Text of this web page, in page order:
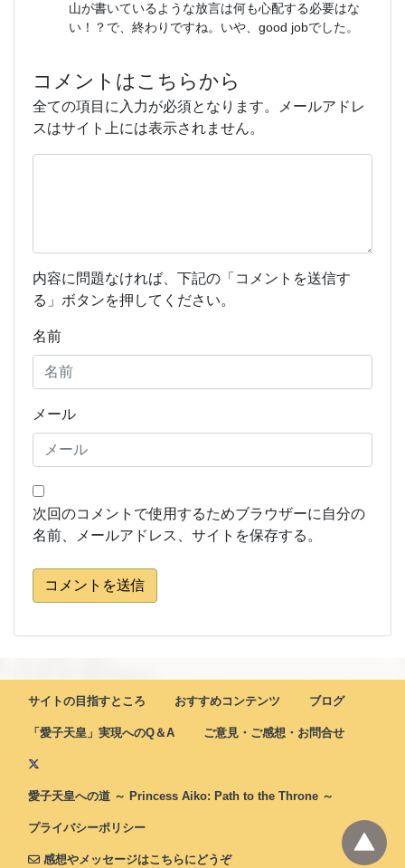
山が書いているような放言は何も心配する必要はな
い！？で、終わりですね。いや、good jobでした。
コメントはこちらから
全ての項目に入力が必須となります。メールアドレ
スはサイト上には表示されません。
内容に問題なければ、下記の「コメントを送信す
る」ボタンを押してください。
名前
メール
次回のコメントで使用するためブラウザーに自分の
名前、メールアドレス、サイトを保存する。
コメントを送信
サイトの目指すところ おすすめコンテンツ ブログ
「愛子天皇」実現へのQ＆A ご意見・ご感想・お問合せ
愛子天皇への道 ～ Princess Aiko: Path to the Throne ～
プライバシーポリシー
感想やメッセージはこちらにどうぞ